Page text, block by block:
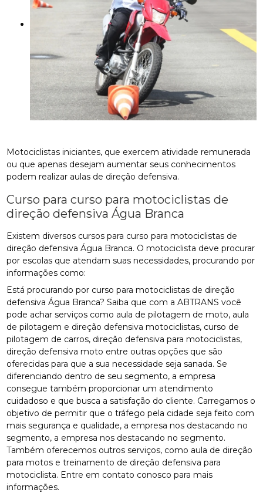
Motociclistas iniciantes, que exercem atividade remunerada
ou que apenas desejam aumentar seus conhecimentos
podem realizar aulas de direção defensiva.
Curso para curso para motociclistas de
direção defensiva Água Branca
Existem diversos cursos para curso para motociclistas de
direção defensiva Água Branca. O motociclista deve procurar
por escolas que atendam suas necessidades, procurando por
informações como:
Está procurando por curso para motociclistas de direção
defensiva Água Branca? Saiba que com a ABTRANS você
pode achar serviços como aula de pilotagem de moto, aula
de pilotagem e direção defensiva motociclistas, curso de
pilotagem de carros, direção defensiva para motociclistas,
direção defensiva moto entre outras opções que são
oferecidas para que a sua necessidade seja sanada. Se
diferenciando dentro de seu segmento, a empresa
consegue também proporcionar um atendimento
cuidadoso e que busca a satisfação do cliente. Carregamos o
objetivo de permitir que o tráfego pela cidade seja feito com
mais segurança e qualidade, a empresa nos destacando no
segmento, a empresa nos destacando no segmento.
Também oferecemos outros serviços, como aula de direção
para motos e treinamento de direção defensiva para
motociclista. Entre em contato conosco para mais
informações.